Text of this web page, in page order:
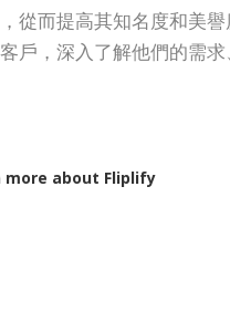
從而提高其知名度和美
戶，深入了解他們的需
more about Fliplify